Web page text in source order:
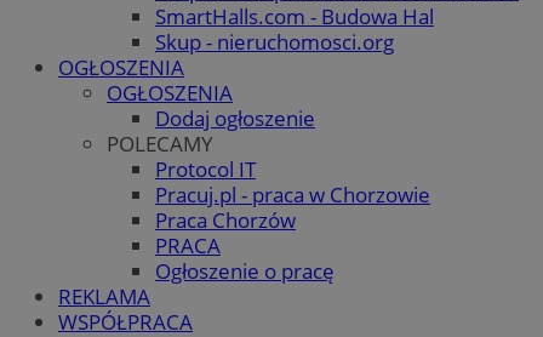
SmartHalls.com - Budowa Hal
Skup - nieruchomosci.org
OGŁOSZENIA
OGŁOSZENIA
Dodaj ogłoszenie
POLECAMY
Protocol IT
Pracuj.pl - praca w Chorzowie
Praca Chorzów
PRACA
Ogłoszenie o pracę
REKLAMA
WSPÓŁPRACA